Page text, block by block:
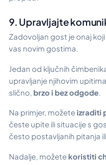
9. Upravljajte
Zadovoljan gost je onaj
vas novim gostima.
Jedan od ključnih
upravljanje njihovim
slično, brzo i bez odgode
Na primjer, možete izraditi
česte upite ili situacije s
često postavljanih pitanja
Nadalje, možete koristiti